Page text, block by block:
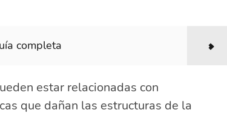
completa
estar relacionadas con
que dañan las estructuras de la